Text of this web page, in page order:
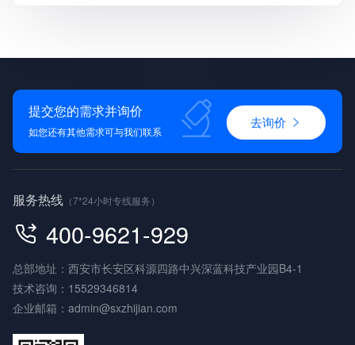
提交您的需求并询价
如您还有其他需求可与我们联系
去询价
服务热线 （7*24小时专线服务）
400-9621-929
总部地址：西安市长安区科源四路中兴深蓝科技产业园B4-1
技术咨询： 15529346814
企业邮箱： admin@sxzhijian.com